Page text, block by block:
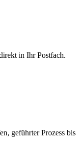
in Ihr Postfach.
geführter Prozess bis